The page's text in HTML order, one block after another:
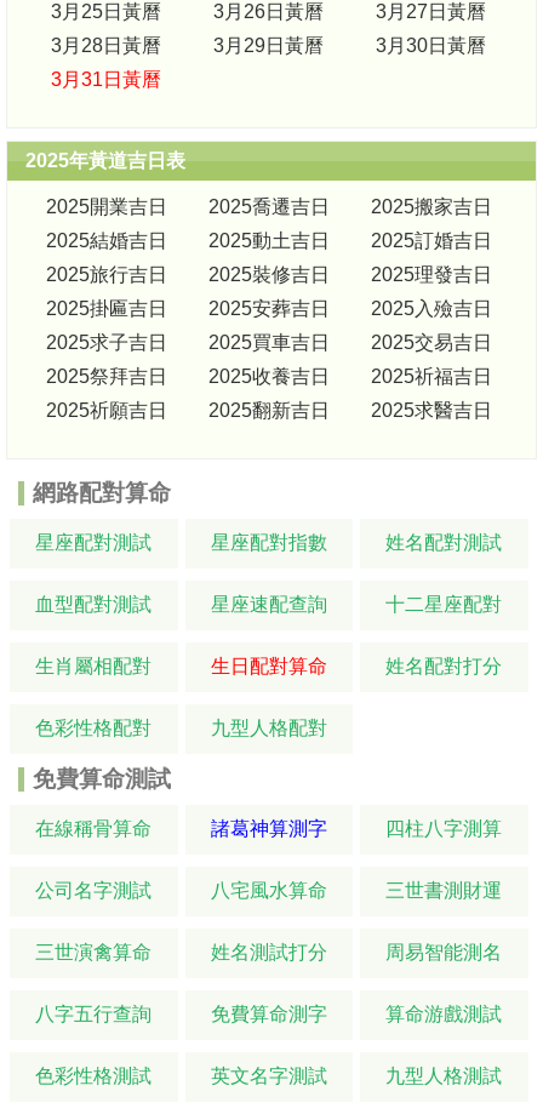
3月25日黃曆
3月26日黃曆
3月27日黃曆
3月28日黃曆
3月29日黃曆
3月30日黃曆
3月31日黃曆
2025年黃道吉日表
2025開業吉日 2025喬遷吉日
2025搬家吉日
2025結婚吉日
2025動土吉日
2025訂婚吉日
2025旅行吉日
2025裝修吉日
2025理發吉日
2025掛匾吉日
2025安葬吉日
2025入殮吉日
2025求子吉日
2025買車吉日
2025交易吉日
2025祭拜吉日
2025收養吉日
2025祈福吉日
2025祈願吉日
2025翻新吉日 2025求醫吉日
網路配對算命
星座配對測試 星座配對指數 姓名配對測試
血型配對測試 星座速配查詢 十二星座配對
生肖屬相配對 生日配對算命 姓名配對打分
色彩性格配對 九型人格配對
免費算命測試
在線稱骨算命 諸葛神算測字 四柱八字測算
公司名字測試 八宅風水算命 三世書測財運
三世演禽算命 姓名測試打分 周易智能測名
八字五行查詢 免費算命測字 算命游戲測試
色彩性格測試 英文名字測試 九型人格測試